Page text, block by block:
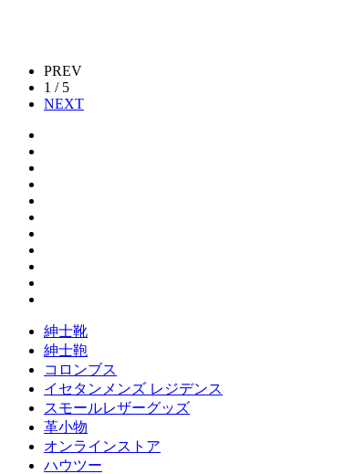
PREV
1 / 5
NEXT
紳士靴
紳士鞄
コロンブス
イセタンメンズ レジデンス
スモールレザーグッズ
革小物
オンラインストア
ハウツー